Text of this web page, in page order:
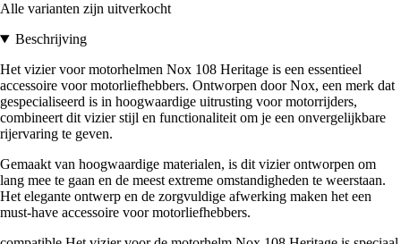
Alle varianten zijn uitverkocht
Beschrijving
Het vizier voor motorhelmen Nox 108 Heritage is een essentieel
accessoire voor motorliefhebbers. Ontworpen door Nox, een merk dat
gespecialiseerd is in hoogwaardige uitrusting voor motorrijders,
combineert dit vizier stijl en functionaliteit om je een onvergelijkbare
rijervaring te geven.
Gemaakt van hoogwaardige materialen, is dit vizier ontworpen om
lang mee te gaan en de meest extreme omstandigheden te weerstaan.
Het elegante ontwerp en de zorgvuldige afwerking maken het een
must-have accessoire voor motorliefhebbers.